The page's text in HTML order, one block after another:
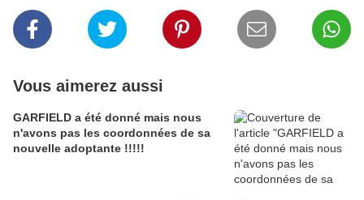
Vous aimerez aussi
GARFIELD a été donné mais nous
n'avons pas les coordonnées de sa
nouvelle adoptante !!!!!